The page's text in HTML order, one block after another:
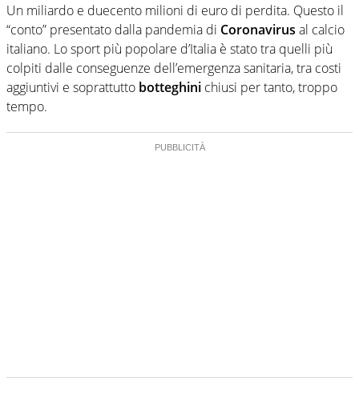
Un miliardo e duecento milioni di euro di perdita. Questo il
“conto” presentato dalla pandemia di Coronavirus al calcio
italiano. Lo sport più popolare d’Italia è stato tra quelli più
colpiti dalle conseguenze dell’emergenza sanitaria, tra costi
aggiuntivi e soprattutto botteghini chiusi per tanto, troppo
tempo.